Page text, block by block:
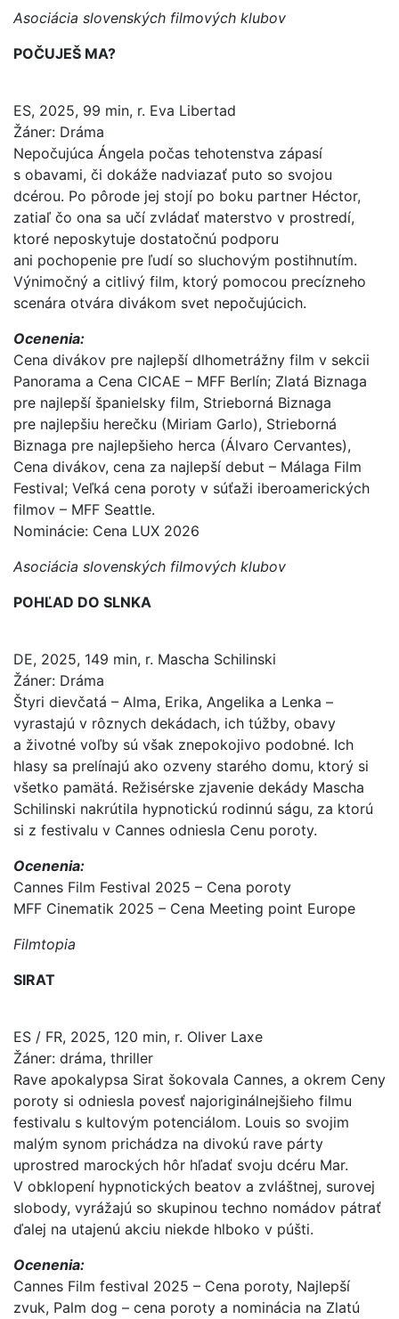
Asociácia slovenských filmových klubov
POČUJEŠ MA?
ES, 2025, 99 min, r. Eva Libertad
Žáner: Dráma
Nepočujúca Ángela počas tehotenstva zápasí
s obavami, či dokáže nadviazať puto so svojou
dcérou. Po pôrode jej stojí po boku partner Héctor,
zatiaľ čo ona sa učí zvládať materstvo v prostredí,
ktoré neposkytuje dostatočnú podporu
ani pochopenie pre ľudí so sluchovým postihnutím.
Výnimočný a citlivý film, ktorý pomocou precízneho
scenára otvára divákom svet nepočujúcich.
Ocenenia:
Cena divákov pre najlepší dlhometrážny film v sekcii
Panorama a Cena CICAE – MFF Berlín; Zlatá Biznaga
pre najlepší španielsky film, Strieborná Biznaga
pre najlepšiu herečku (Miriam Garlo), Strieborná
Biznaga pre najlepšieho herca (Álvaro Cervantes),
Cena divákov, cena za najlepší debut – Málaga Film
Festival; Veľká cena poroty v súťaži iberoamerických
filmov – MFF Seattle.
Nominácie: Cena LUX 2026
Asociácia slovenských filmových klubov
POHĽAD DO SLNKA
DE, 2025, 149 min, r. Mascha Schilinski
Žáner: Dráma
Štyri dievčatá – Alma, Erika, Angelika a Lenka –
vyrastajú v rôznych dekádach, ich túžby, obavy
a životné voľby sú však znepokojivo podobné. Ich
hlasy sa prelínajú ako ozveny starého domu, ktorý si
všetko pamätá. Režisérske zjavenie dekády Mascha
Schilinski nakrútila hypnotickú rodinnú ságu, za ktorú
si z festivalu v Cannes odniesla Cenu poroty.
Ocenenia:
Cannes Film Festival 2025 – Cena poroty
MFF Cinematik 2025 – Cena Meeting point Europe
Filmtopia
SIRAT
ES / FR, 2025, 120 min, r. Oliver Laxe
Žáner: dráma, thriller
Rave apokalypsa Sirat šokovala Cannes, a okrem Ceny
poroty si odniesla povesť najoriginálnejšieho filmu
festivalu s kultovým potenciálom. Louis so svojim
malým synom prichádza na divokú rave párty
uprostred marockých hôr hľadať svoju dcéru Mar.
V obklopení hypnotických beatov a zvláštnej, surovej
slobody, vyrážajú so skupinou techno nomádov pátrať
ďalej na utajenú akciu niekde hlboko v púšti.
Ocenenia:
Cannes Film festival 2025 – Cena poroty, Najlepší
zvuk, Palm dog – cena poroty a nominácia na Zlatú